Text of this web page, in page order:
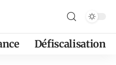
Défiscalisation